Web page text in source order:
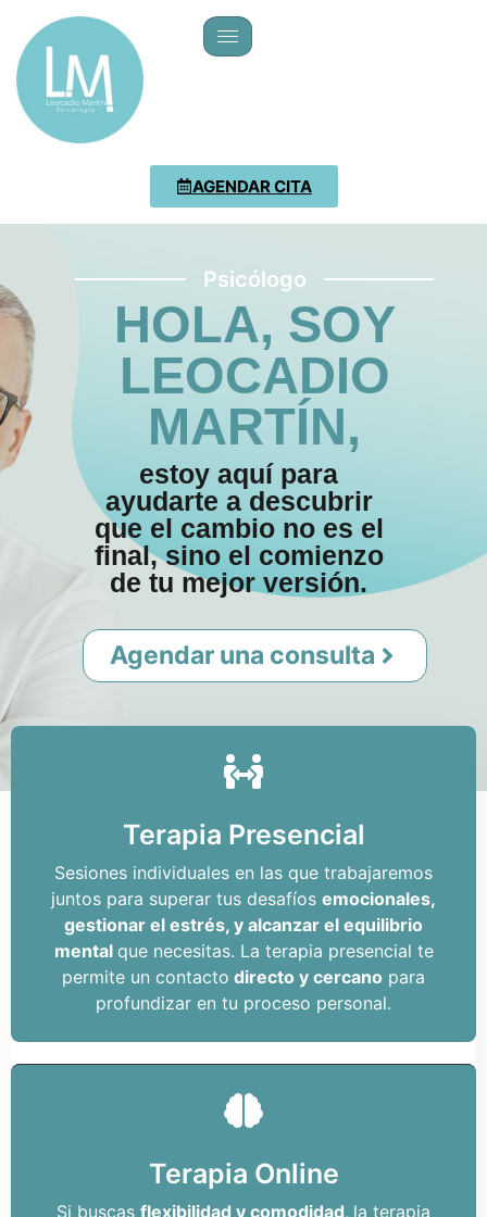
AGENDAR CITA
Psicólogo
HOLA, SOY
LEOCADIO
MARTÍN,
estoy aquí para
ayudarte a descubrir
que el cambio no es el
final, sino el comienzo
de tu mejor versión.
Agendar una consulta
Terapia Presencial
Sesiones individuales en las que trabajaremos
juntos para superar tus desafíos emocionales,
gestionar el estrés, y alcanzar el equilibrio
mental que necesitas. La terapia presencial te
permite un contacto directo y cercano para
profundizar en tu proceso personal.
Terapia Online
Si buscas flexibilidad y comodidad, la terapia